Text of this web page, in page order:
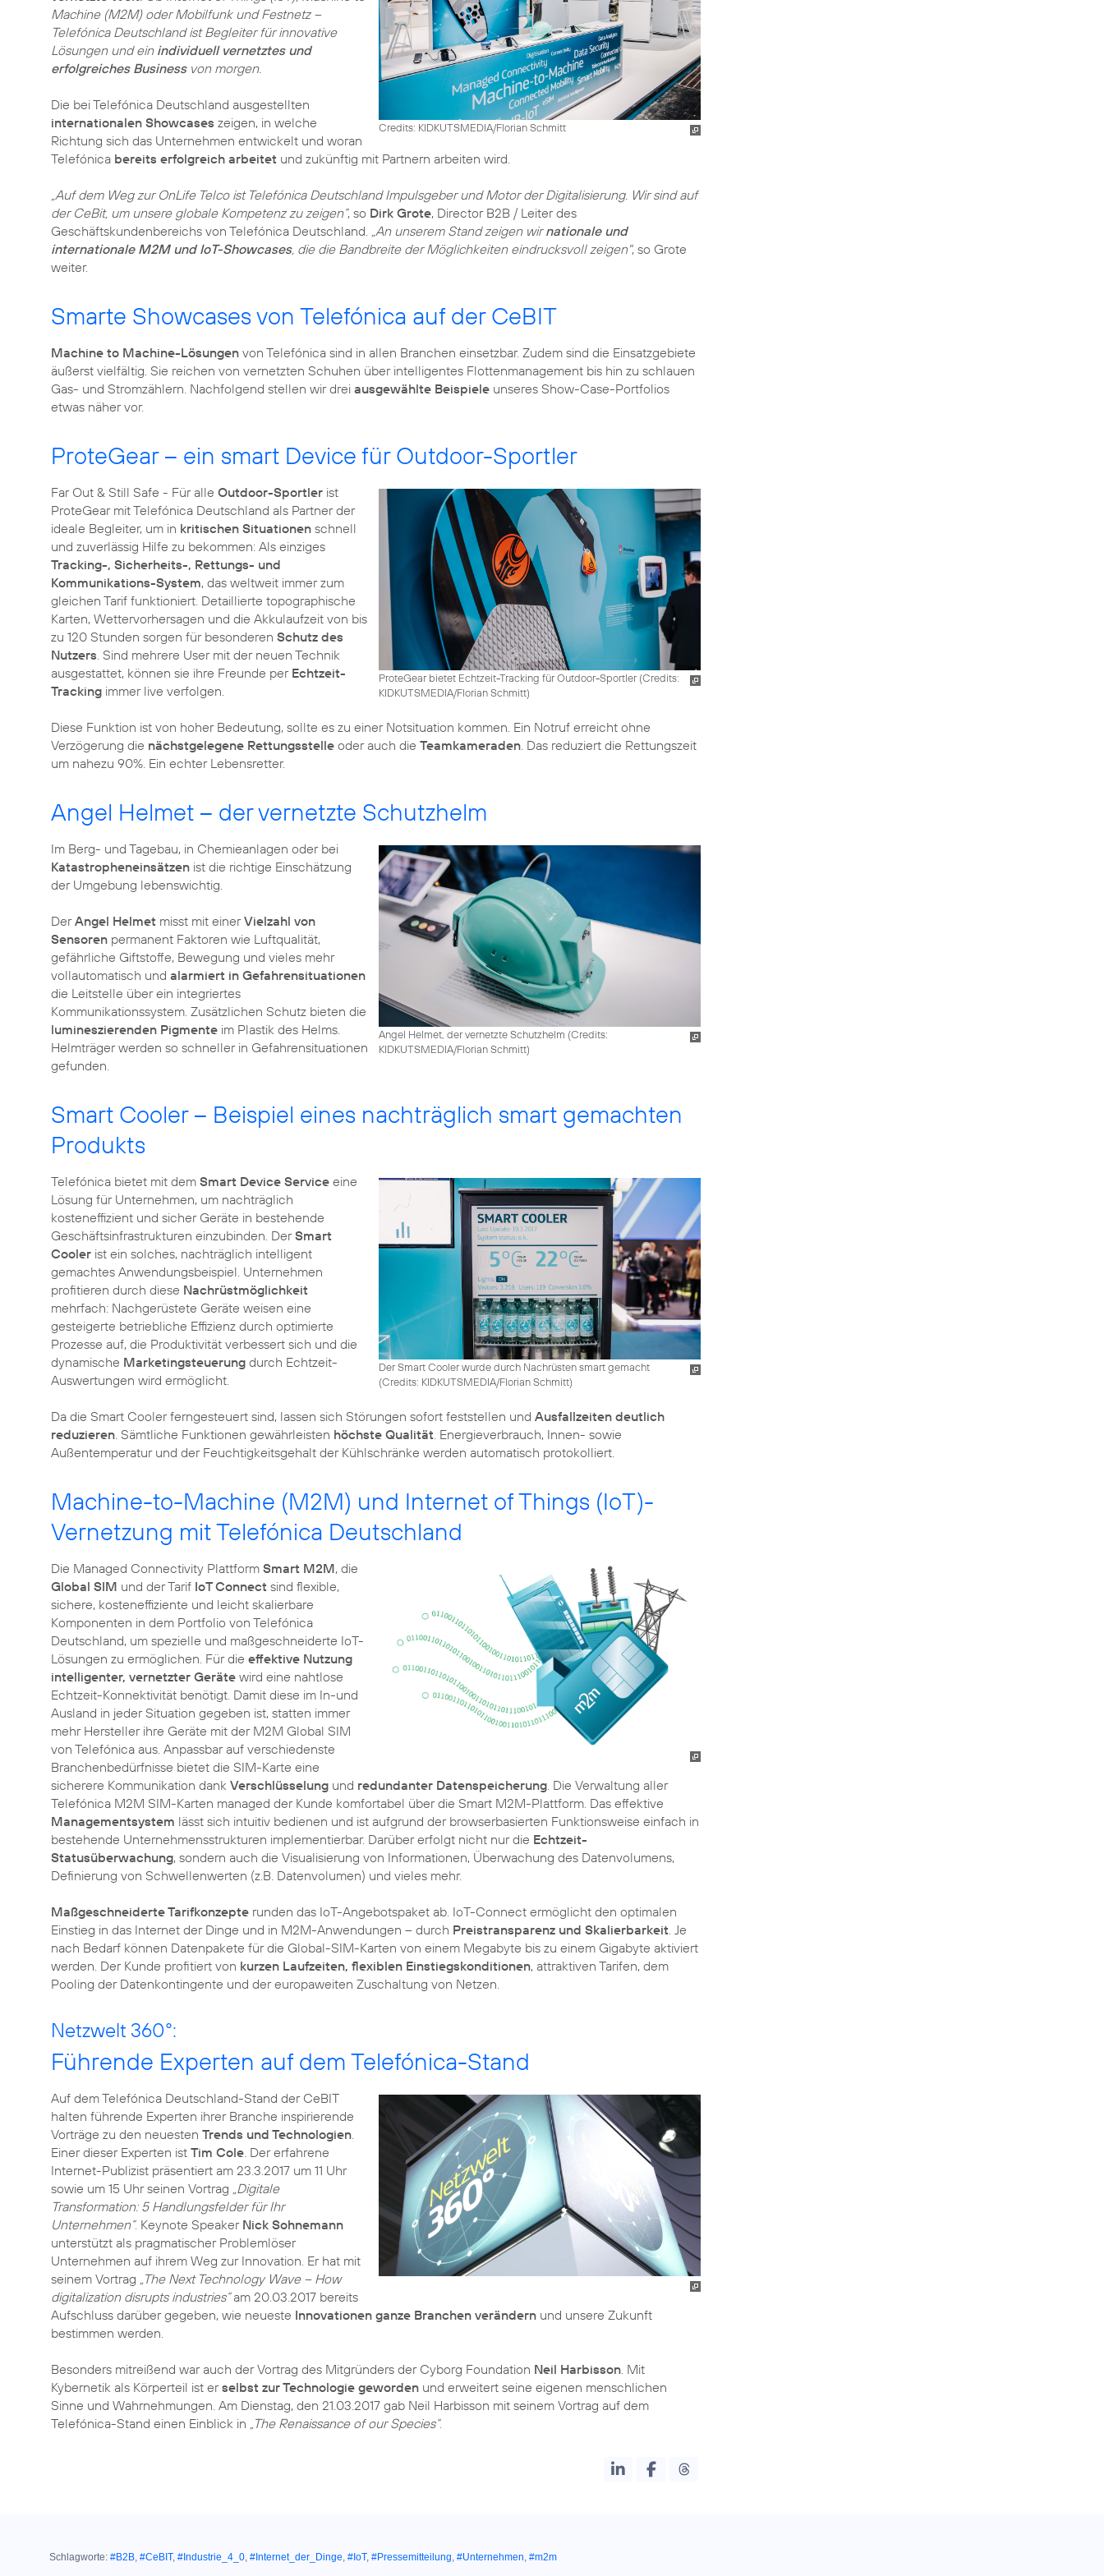
Credits: KIDKUTSMEDIA/Florian Schmitt
Machine (M2M) oder Mobilfunk und Festnetz –
Telefónica Deutschland ist Begleiter für innovative
Lösungen und ein individuell vernetztes und
erfolgreiches Businessvon morgen.
Die bei Telefónica Deutschland ausgestellten
internationalen Showcases zeigen, in welche
Richtung sich das Unternehmen entwickelt und woran
Telefónica bereits erfolgreich arbeitet und zukünftig mit Partnern arbeiten wird.
„Auf dem Weg zur OnLife Telco ist Telefónica Deutschland Impulsgeber und Motor der Digitalisierung. Wir sind auf
der CeBit, um unsere globale Kompetenz zu zeigen“, so Dirk Grote, Director B2B / Leiter des
Geschäftskundenbereichs von Telefónica Deutschland. „An unserem Stand zeigen wirnationale und
internationale M2M und IoT-Showcases, die die Bandbreite der Möglichkeiten eindrucksvoll zeigen", so Grote
weiter.
Smarte Showcases von Telefónica auf der CeBIT
Machine to Machine-Lösungen von Telefónica sind in allen Branchen einsetzbar. Zudem sind die Einsatzgebiete
äußerst vielfältig. Sie reichen von vernetzten Schuhen über intelligentes Flottenmanagement bis hin zu schlauen
Gas- und Stromzählern. Nachfolgend stellen wir drei ausgewählte Beispiele unseres Show-Case-Portfolios
etwas näher vor.
ProteGear – ein smart Device für Outdoor-Sportler
ProteGear bietet Echtzeit-Tracking für Outdoor-Sportler (Credits:
KIDKUTSMEDIA/Florian Schmitt)
Far Out & Still Safe - Für alle Outdoor-Sportler ist
ProteGear mit Telefónica Deutschland als Partner der
ideale Begleiter, um in kritischen Situationen schnell
und zuverlässig Hilfe zu bekommen: Als einziges
Tracking-, Sicherheits-, Rettungs- und
Kommunikations-System, das weltweit immer zum
gleichen Tarif funktioniert. Detaillierte topographische
Karten, Wettervorhersagen und die Akkulaufzeit von bis
zu 120 Stunden sorgen für besonderen Schutz des
Nutzers. Sind mehrere User mit der neuen Technik
ausgestattet, können sie ihre Freunde per Echtzeit-
Tracking immer live verfolgen.
Diese Funktion ist von hoher Bedeutung, sollte es zu einer Notsituation kommen. Ein Notruf erreicht ohne
Verzögerung die nächstgelegene Rettungsstelle oder auch die Teamkameraden. Das reduziert die Rettungszeit
um nahezu 90%. Ein echter Lebensretter.
Angel Helmet – der vernetzte Schutzhelm
Angel Helmet, der vernetzte Schutzhelm (Credits:
KIDKUTSMEDIA/Florian Schmitt)
Im Berg- und Tagebau, in Chemieanlagen oder bei
Katastropheneinsätzen ist die richtige Einschätzung
der Umgebung lebenswichtig.
DerAngel Helmet misst mit einerVielzahl von
Sensoren permanent Faktoren wie Luftqualität,
gefährliche Giftstoffe, Bewegung und vieles mehr
vollautomatisch und alarmiert in Gefahrensituationen
die Leitstelle über ein integriertes
Kommunikationssystem. Zusätzlichen Schutz bieten die
lumineszierenden Pigmente im Plastik des Helms.
Helmträger werden so schneller in Gefahrensituationen
gefunden.
Smart Cooler – Beispiel eines nachträglich smart gemachten
Produkts
Der Smart Cooler wurde durch Nachrüsten smart gemacht
(Credits: KIDKUTSMEDIA/Florian Schmitt)
Telefónica bietet mit dem Smart Device Service eine
Lösung für Unternehmen, um nachträglich
kosteneffizient und sicher Geräte in bestehende
Geschäftsinfrastrukturen einzubinden. DerSmart
Cooler ist ein solches, nachträglich intelligent
gemachtes Anwendungsbeispiel. Unternehmen
profitieren durch diese Nachrüstmöglichkeit
mehrfach: Nachgerüstete Geräte weisen eine
gesteigerte betriebliche Effizienz durch optimierte
Prozesse auf, die Produktivität verbessert sich und die
dynamische Marketingsteuerung durch Echtzeit-
Auswertungen wird ermöglicht.
Da die Smart Cooler ferngesteuert sind, lassen sich Störungen sofort feststellen und Ausfallzeiten deutlich
reduzieren. Sämtliche Funktionen gewährleisten höchste Qualität. Energieverbrauch, Innen- sowie
Außentemperatur und der Feuchtigkeitsgehalt der Kühlschränke werden automatisch protokolliert.
Machine-to-Machine (M2M) und Internet of Things (IoT)-
Vernetzung mit Telefónica Deutschland
Die Managed Connectivity Plattform Smart M2M, die
Global SIM und der Tarif IoT Connect sind flexible,
sichere, kosteneffiziente und leicht skalierbare
Komponenten in dem Portfolio von Telefónica
Deutschland, um spezielle und maßgeschneiderte IoT-
Lösungen zu ermöglichen. Für die effektive Nutzung
intelligenter, vernetzter Geräte wird eine nahtlose
Echtzeit-Konnektivität benötigt. Damit diese im In-und
Ausland in jeder Situation gegeben ist, statten immer
mehr Hersteller ihre Geräte mit der M2M Global SIM
von Telefónica aus. Anpassbar auf verschiedenste
Branchenbedürfnisse bietet die SIM-Karte eine
sicherere Kommunikation dank Verschlüsselung und redundanter Datenspeicherung. Die Verwaltung aller
Telefónica M2M SIM-Karten managed der Kunde komfortabel über die Smart M2M-Plattform. Das effektive
Managementsystem lässt sich intuitiv bedienen und ist aufgrund der browserbasierten Funktionsweise einfach in
bestehende Unternehmensstrukturen implementierbar. Darüber erfolgt nicht nur die Echtzeit-
Statusüberwachung, sondern auch die Visualisierung von Informationen, Überwachung des Datenvolumens,
Definierung von Schwellenwerten (z.B. Datenvolumen) und vieles mehr.
Maßgeschneiderte Tarifkonzepte runden das IoT-Angebotspaket ab. IoT-Connect ermöglicht den optimalen
Einstieg in das Internet der Dinge und in M2M-Anwendungen – durch Preistransparenz und Skalierbarkeit. Je
nach Bedarf können Datenpakete für die Global-SIM-Karten von einem Megabyte bis zu einem Gigabyte aktiviert
werden. Der Kunde profitiert von kurzen Laufzeiten, flexiblen Einstiegskonditionen, attraktiven Tarifen, dem
Pooling der Datenkontingente und der europaweiten Zuschaltung von Netzen.
Netzwelt 360°:
Führende Experten auf dem Telefónica-Stand
Auf dem Telefónica Deutschland-Stand der CeBIT
halten führende Experten ihrer Branche inspirierende
Vorträge zu den neuesten Trends und Technologien.
Einer dieser Experten ist Tim Cole. Der erfahrene
Internet-Publizist präsentiert am 23.3.2017 um 11 Uhr
sowie um 15 Uhr seinen Vortrag „Digitale
Transformation: 5 Handlungsfelder für Ihr
Unternehmen“. Keynote Speaker Nick Sohnemann
unterstützt als pragmatischer Problemlöser
Unternehmen auf ihrem Weg zur Innovation. Er hat mit
seinem Vortrag „The Next Technology Wave – How
digitalization disrupts industries“am 20.03.2017 bereits
Aufschluss darüber gegeben, wie neueste Innovationen ganze Branchen verändern und unsere Zukunft
bestimmen werden.
Besonders mitreißend war auch der Vortrag des Mitgründers der Cyborg Foundation Neil Harbisson. Mit
Kybernetik als Körperteil ist erselbst zur Technologie geworden und erweitert seine eigenen menschlichen
Sinne und Wahrnehmungen. Am Dienstag, den 21.03.2017 gab Neil Harbisson mit seinem Vortrag auf dem
Telefónica-Stand einen Einblick in „The Renaissance of our Species“.
Schlagworte: #B2B, #CeBIT, #Industrie_4_0, #Internet_der_Dinge, #IoT, #Pressemitteilung, #Unternehmen, #m2m